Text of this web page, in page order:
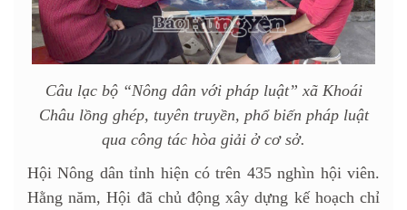
Câu lạc bộ “Nông dân với pháp luật” xã Khoái
Châu lồng ghép, tuyên truyền, phổ biến pháp luật
qua công tác hòa giải ở cơ sở.
Hội Nông dân tỉnh hiện có trên 435 nghìn hội viên.
Hằng năm, Hội đã chủ động xây dựng kế hoạch chỉ